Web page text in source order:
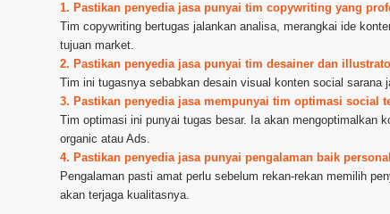
1. Pastikan penyedia jasa punyai tim copywriting yang
Tim copywriting bertugas jalankan analisa, merangkai ide
tujuan market.
2. Pastikan penyedia jasa punyai tim desainer dan
Tim ini tugasnya sebabkan desain visual konten social
3. Pastikan penyedia jasa mempunyai tim optimasi social
Tim optimasi ini punyai tugas besar. Ia akan mengoptimalkan
organic atau Ads.
4. Pastikan penyedia jasa punyai pengalaman baik
Pengalaman pasti amat perlu sebelum rekan-rekan memilih
akan terjaga kualitasnya.